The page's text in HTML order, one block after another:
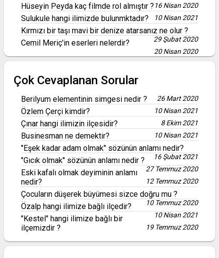
Hüseyin Peyda kaç filmde rol almıştır ? 16 Nisan 2020
Sulukule hangi ilimizde bulunmktadır? 10 Nisan 2021
Kırmızı bir taşı mavi bir denize atarsanız ne olur ?
29 Şubat 2020
Cemil Meriç'in eserleri nelerdir?
20 Nisan 2020
Çok Cevaplanan Sorular
Berilyum elementinin simgesi nedir ? 26 Mart 2020
Özlem Çerçi kimdir? 10 Nisan 2021
Çınar hangi ilimizin ilçesidir? 8 Ekim 2021
Businesman ne demektir? 10 Nisan 2021
"Eşek kadar adam olmak" sözünün anlamı nedir?
16 Şubat 2021
"Gıcık olmak" sözünün anlamı nedir ?
27 Temmuz 2020
Eski kafalı olmak deyiminin anlamı
nedir?
12 Temmuz 2020
Çocuların düşerek büyümesi sizce doğru mu ?
10 Temmuz 2020
Özalp hangi ilimize bağlı ilçedir?
10 Nisan 2021
"Kestel" hangi ilimize bağlı bir
ilçemizdir ?
19 Temmuz 2020